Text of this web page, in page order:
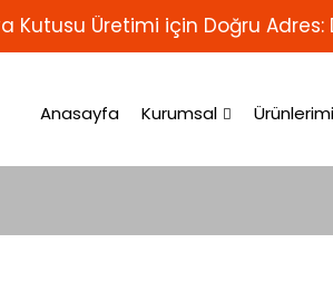
Kutusu Üretimi için Doğru Adres:
Anasayfa Kurumsal